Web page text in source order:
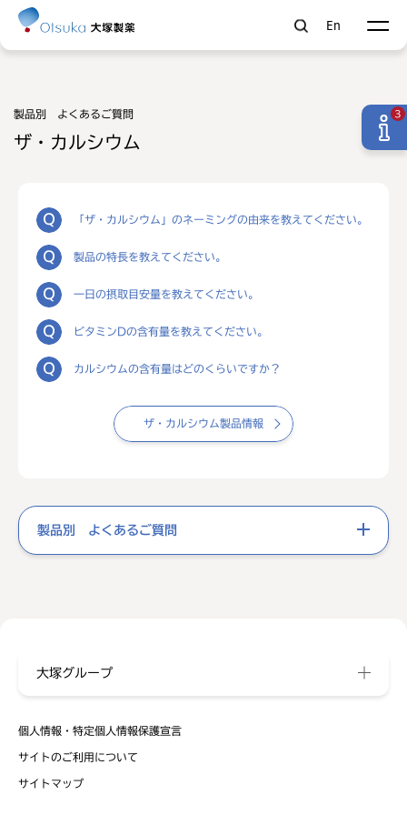
En
製品別 よくあるご質問
ザ・カルシウム
「ザ・カルシウム」のネーミングの由来を教えてください。
製品の特長を教えてください。
一日の摂取目安量を教えてください。
ビタミンDの含有量を教えてください。
カルシウムの含有量はどのくらいですか？
ザ・カルシウム製品情報
製品別 よくあるご質問
3
個人情報・特定個人情報保護宣言
サイトのご利用について
サイトマップ
大塚グループ